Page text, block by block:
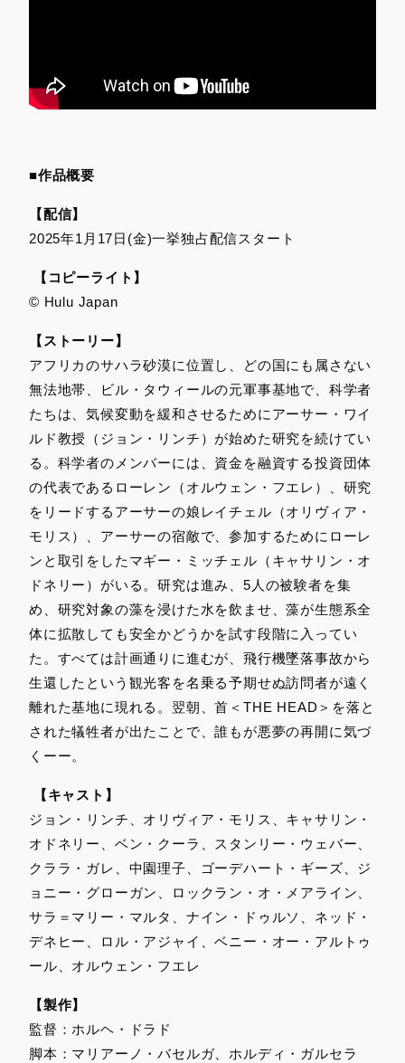
■作品概要
【配信】
2025年1月17日(金)一挙独占配信スタート
【コピーライト】
© Hulu Japan
【ストーリー】
アフリカのサハラ砂漠に位置し、どの国にも属さない
無法地帯、ビル・タウィールの元軍事基地で、科学者
たちは、気候変動を緩和させるためにアーサー・ワイ
ルド教授（ジョン・リンチ）が始めた研究を続けてい
る。科学者のメンバーには、資金を融資する投資団体
の代表であるローレン（オルウェン・フエレ）、研究
をリードするアーサーの娘レイチェル（オリヴィア・
モリス）、アーサーの宿敵で、参加するためにローレ
ンと取引をしたマギー・ミッチェル（キャサリン・オ
ドネリー）がいる。研究は進み、5人の被験者を集
め、研究対象の藻を浸けた水を飲ませ、藻が生態系全
体に拡散しても安全かどうかを試す段階に入ってい
た。すべては計画通りに進むが、飛行機墜落事故から
生還したという観光客を名乗る予期せぬ訪問者が遠く
離れた基地に現れる。翌朝、首＜THE HEAD＞を落と
された犠牲者が出たことで、誰もが悪夢の再開に気づ
くーー。
【キャスト】
ジョン・リンチ、オリヴィア・モリス、キャサリン・
オドネリー、ベン・クーラ、スタンリー・ウェバー、
クララ・ガレ、中園理子、ゴーデハート・ギーズ、ジ
ョニー・グローガン、ロックラン・オ・メアライン、
サラ＝マリー・マルタ、ナイン・ドゥルソ、ネッド・
デネヒー、ロル・アジャイ、ベニー・オー・アルトゥ
ール、オルウェン・フエレ
【製作】
監督：ホルヘ・ドラド
脚本：マリアーノ・バセルガ、ホルディ・ガルセラ